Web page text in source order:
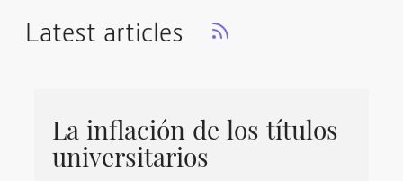
Latest articles
La inflación de los títulos
universitarios